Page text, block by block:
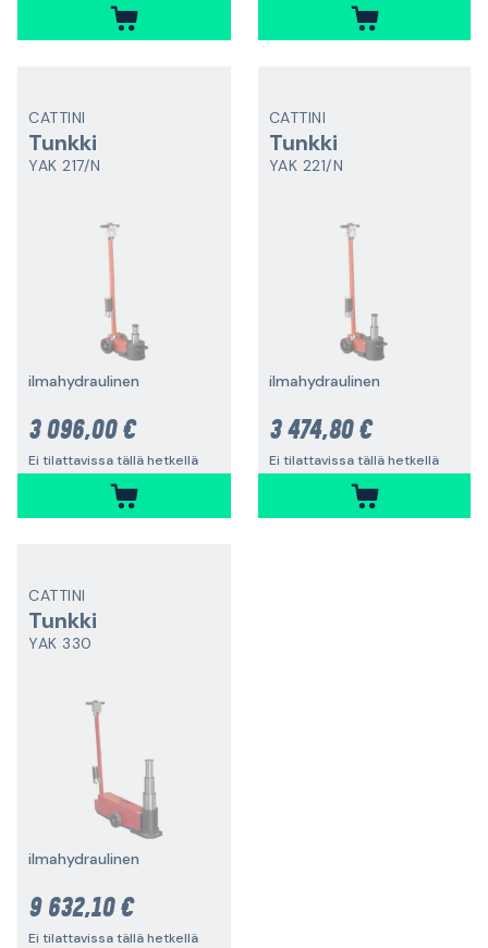
CATTINI
Tunkki
YAK 217/N
ilmahydraulinen
3 096,00 €
Ei tilattavissa tällä hetkellä
CATTINI
Tunkki
YAK 221/N
ilmahydraulinen
3 474,80 €
Ei tilattavissa tällä hetkellä
CATTINI
Tunkki
YAK 330
ilmahydraulinen
9 632,10 €
Ei tilattavissa tällä hetkellä